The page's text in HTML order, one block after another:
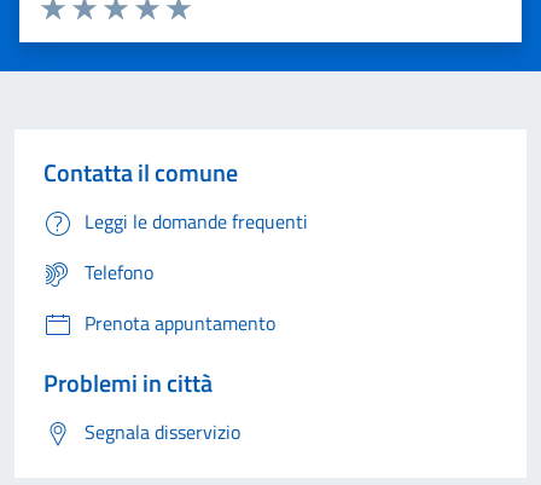
Valuta 5 stelle su 5
Valuta 4 stelle su 5
Valuta 3 stelle su 5
Valuta 2 stelle su 5
Valuta 1 stelle su 5
Contatta il comune
Leggi le domande frequenti
Telefono
Prenota appuntamento
Problemi in città
Segnala disservizio